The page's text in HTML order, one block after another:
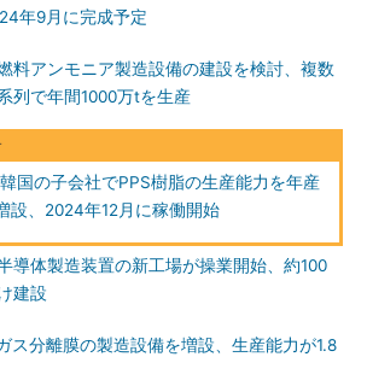
年9月に完成予定
料アンモニア製造設備の建設を検討、複数
列で年間1000万tを生産
国の子会社でPPS樹脂の生産能力を年産
設、2024年12月に稼働開始
導体製造装置の新工場が操業開始、約100
建設
ス分離膜の製造設備を増設、生産能力が1.8